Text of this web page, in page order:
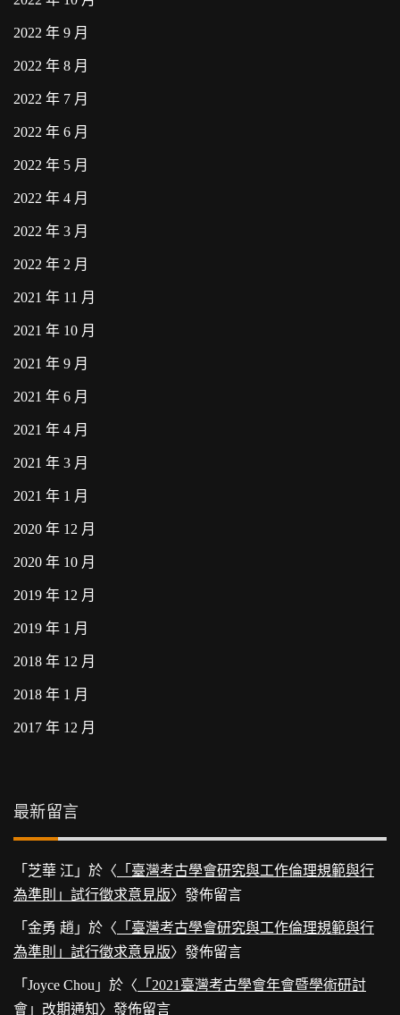
2022 年 9 月
2022 年 8 月
2022 年 7 月
2022 年 6 月
2022 年 5 月
2022 年 4 月
2022 年 3 月
2022 年 2 月
2021 年 11 月
2021 年 10 月
2021 年 9 月
2021 年 6 月
2021 年 4 月
2021 年 3 月
2021 年 1 月
2020 年 12 月
2020 年 10 月
2019 年 12 月
2019 年 1 月
2018 年 12 月
2018 年 1 月
2017 年 12 月
最新留言
「 芝華 江 」於〈 「臺灣考古學會研究與工作倫理規範與行
為準則」試行徵求意見版〉發佈留言
「 金勇 趙 」於〈 「臺灣考古學會研究與工作倫理規範與行
為準則」試行徵求意見版〉發佈留言
「 Joyce Chou 」於〈 「2021臺灣考古學會年會暨學術研討
會」改期通知〉發佈留言